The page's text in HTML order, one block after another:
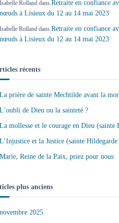
Isabelle Rolland dansRetraite en confiance
nœuds à Lisieux du 12 au 14 mai 2023
Isabelle Rolland dansRetraite en confiance
nœuds à Lisieux du 12 au 14 mai 2023
récents
La prière de sainte Mechtilde avant la
L’oubli de Dieu ou la sainteté ?
La mollesse et le courage en Dieu (sainte
L’Injustice et la Justice (sainte
Marie, Reine de la Paix, priez pour nous
plus anciens
novembre 2025